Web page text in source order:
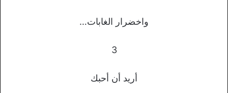
واخضرار الغابات…
3
أريد أن أحبك